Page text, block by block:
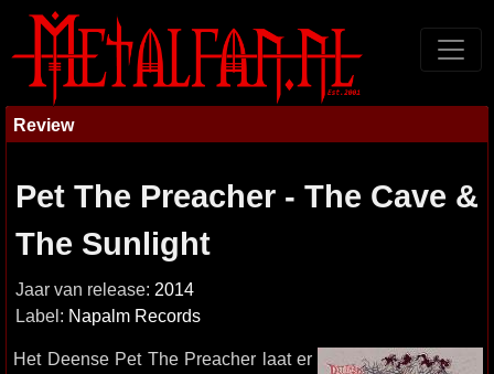
Review
Pet The Preacher - The Cave &
The Sunlight
Jaar van release: 2014
Label: Napalm Records
Het Deense Pet The Preacher laat er